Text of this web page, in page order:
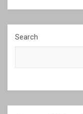
Search